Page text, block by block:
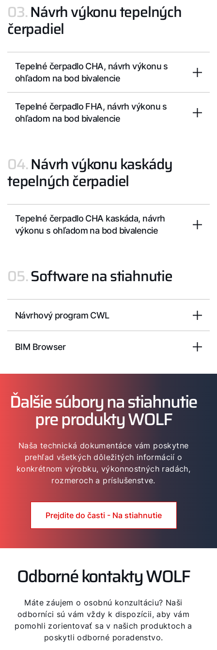
03.Návrh výkonu tepelných
čerpadiel
Tepelné čerpadlo CHA, návrh výkonu s
ohľadom na bod bivalencie
Tepelné čerpadlo FHA, návrh výkonu s
ohľadom na bod bivalencie
04.Návrh výkonu kaskády
tepelných čerpadiel
Tepelné čerpadlo CHA kaskáda, návrh
výkonu s ohľadom na bod bivalencie
05.Software na stiahnutie
Návrhový program CWL
BIM Browser
Ďalšie súbory na stiahnutie
pre produkty WOLF
Naša technická dokumentáce vám poskytne
prehľad všetkých dôležitých informácií o
konkrétnom výrobku, výkonnostných radách,
rozmeroch a príslušenstve.
Prejdite do časti - Na stiahnutie
Odborné kontakty WOLF
Máte záujem o osobnú konzultáciu? Naši
odborníci sú vám vždy k dispozícii, aby vám
pomohli zorientovať sa v našich produktoch a
poskytli odborné poradenstvo.